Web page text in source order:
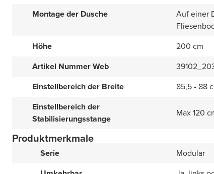
Montage der Dusche
Auf einer
Höhe
200 cm
Artikel Nummer Web
Einstellbereich der Breite
85,5 - 88
Einstellbereich der
Stabilisierungsstange
Max 120
Produktmerkmale
Serie
Modular